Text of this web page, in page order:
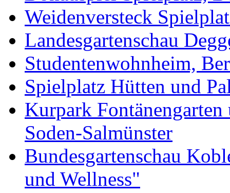
Weidenversteck
Landesgartenschau
Studentenwohnheim,
Spielplatz Hütten und
Kurpark
Soden-Salmünster
Bundesgartenschau
und Wellness"